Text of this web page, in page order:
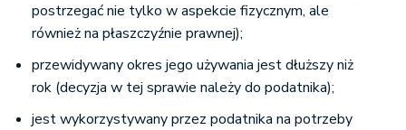
postrzegać nie tylko w aspekcie fizycznym, ale
również na płaszczyźnie prawnej);
przewidywany okres jego używania jest dłuższy niż
rok (decyzja w tej sprawie należy do podatnika);
jest wykorzystywany przez podatnika na potrzeby